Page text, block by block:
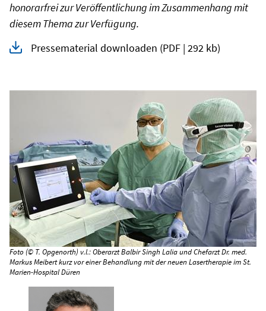
honorarfrei zur Veröffentlichung im Zusammenhang mit
diesem Thema zur Verfügung.
Pressematerial downloaden (PDF | 292 kb)
Foto (© T. Opgenorth) v.l.: Oberarzt Balbir Singh Lalia und Chefarzt Dr. med.
Markus Meibert kurz vor einer Behandlung mit der neuen Lasertherapie im St.
Marien-Hospital Düren